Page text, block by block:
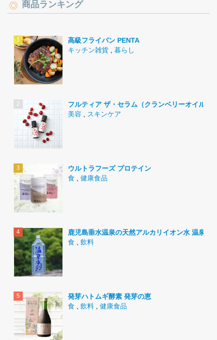
商品ランキング
高級フライパン PENTA
キッチン雑貨
暮らし
フルティア ザ・セラム（クランベリーオイル）
美容
スキンケア
ウルトラフーズ プロテイン
食
健康食品
鹿児島垂水温泉の天然アルカリイオン水 温泉水
食
飲料
発芽ハトムギ酵素 発芽の恵
食
飲料 健康食品